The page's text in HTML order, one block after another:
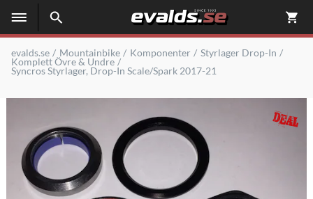
evalds.se Mountainbike Komponenter
Styrlager Drop-In
Komplett Övre & Undre
Syncros Styrlager, Drop-In Scale/Spark 2017-21